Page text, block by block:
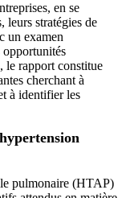
en se
leurs stratégies de
un examen
opportunités
le rapport constitue
cherchant à
à identifier les
pulmonaire (HTAP)